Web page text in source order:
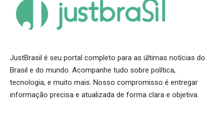
JustBrasil é seu portal completo para as últimas notícias do
Brasil e do mundo. Acompanhe tudo sobre política,
tecnologia, e muito mais. Nosso compromisso é entregar
informação precisa e atualizada de forma clara e objetiva.